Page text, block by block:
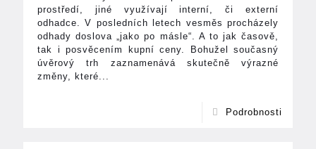
prostředí, jiné využívají interní, či externí
odhadce. V posledních letech vesměs procházely
odhady doslova „jako po másle“. A to jak časově,
tak i posvěcením kupní ceny. Bohužel současný
úvěrový trh zaznamenává skutečně výrazné
změny, které...
Podrobnosti